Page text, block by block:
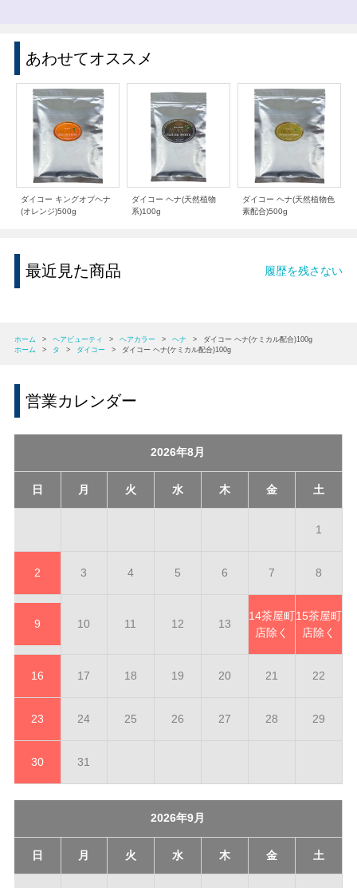
あわせてオススメ
ダイコー キングオブヘナ
(オレンジ)500g
ダイコー ヘナ(天然植物
系)100g
ダイコー ヘナ(天然植物色
素配合)500g
最近見た商品 履歴を残さない
ホーム > ヘアビューティ > ヘアカラー > ヘナ >
ダイコー ヘナ(ケミカル配合)100g
ホーム
> タ > ダイコー > ダイコー ヘナ(ケミカル配合)100g
営業カレンダー
2026年8月
日 月 火 水 木 金 土
1
2 3 4 5 6 7 8
9 10 11 12 13
14茶屋町
店除く
15茶屋町
店除く
16 17 18 19 20 21 22
23 24 25 26 27 28 29
30 31
2026年9月
日 月 火 水 木 金 土